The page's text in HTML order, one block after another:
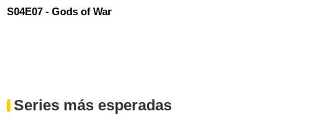
S04E07 - Gods of War
Series más esperadas